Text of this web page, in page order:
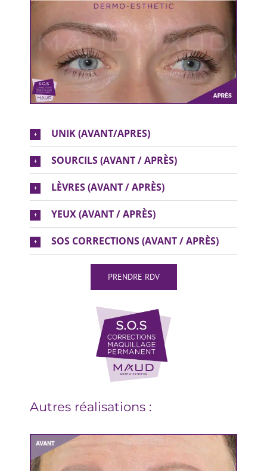
UNIK (AVANT/APRES)
SOURCILS (AVANT / APRÈS)
LÈVRES (AVANT / APRÈS)
YEUX (AVANT / APRÈS)
SOS CORRECTIONS (AVANT / APRÈS)
PRENDRE RDV
Autres réalisations :